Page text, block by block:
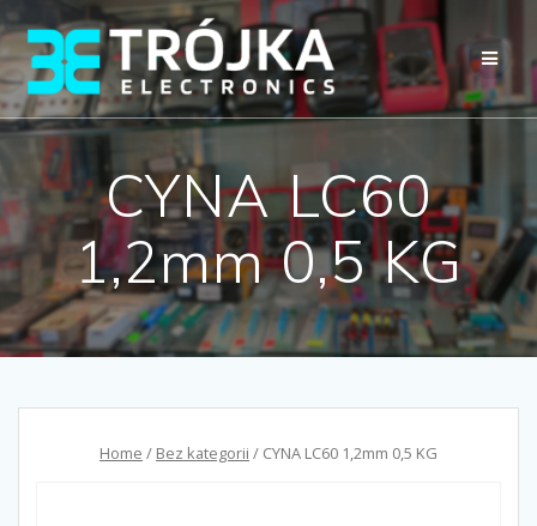
Przejdź
do
treści
CYNA LC60
1,2mm 0,5 KG
Home / Bez kategorii / CYNA LC60 1,2mm 0,5 KG